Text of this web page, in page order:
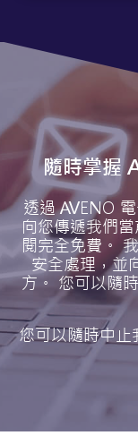
隨時掌握
透過 AVENO
向您傳遞我們
閱完全免費。
安全處理，並
方。 您可以隨
您可以隨時中止